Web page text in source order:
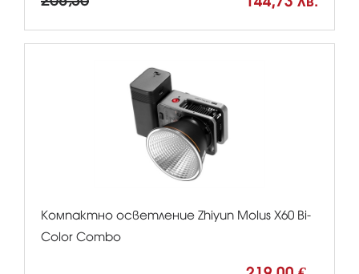
Компактно осветление Zhiyun Molus X60 Bi-
Color Combo